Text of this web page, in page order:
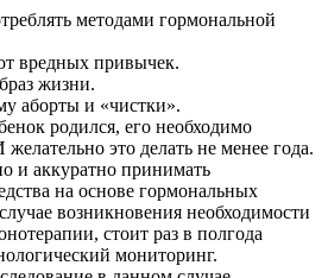
методами гормональной
вредных привычек.
жизни.
аборты и «чистки».
родился, его необходимо
это делать не менее года.
и аккуратно принимать
на основе гормональных
возникновения необходимости
стоит раз в полгода
мониторинг.